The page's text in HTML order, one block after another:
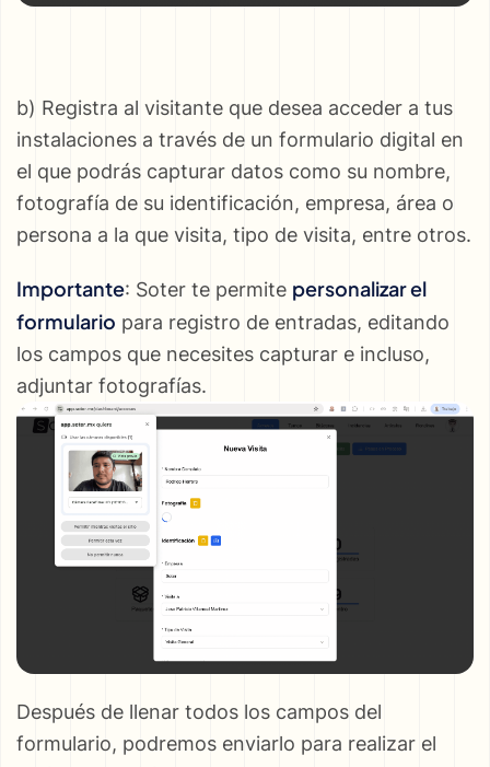
b) Registra al visitante que desea acceder a tus
instalaciones a través de un formulario digital en
el que podrás capturar datos como su nombre,
fotografía de su identificación, empresa, área o
persona a la que visita, tipo de visita, entre otros.
Importante: Soter te permite personalizar el
formulario para registro de entradas, editando
los campos que necesites capturar e incluso,
adjuntar fotografías.
Después de llenar todos los campos del
formulario, podremos enviarlo para realizar el